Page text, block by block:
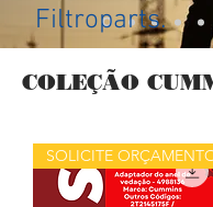
Filtroparts.
COLEÇÃO
SOLICITE